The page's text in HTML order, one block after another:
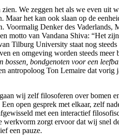
We zeggen het als we even uit
Maar het kan ook slaan op de
Voormalig Denker des Vaderlands,
motto van Vandana Shiva: “Het
Tilburg University staat nog
en omgeving worden steeds meer
bossen, bondgenoten voor een
antropoloog Ton Lemaire dat vorig
wij zelf filosoferen over bomen
open gesprek met elkaar, zelf
met een interactief
werkvorm zorgt ervoor dat wij snel
een pauze.